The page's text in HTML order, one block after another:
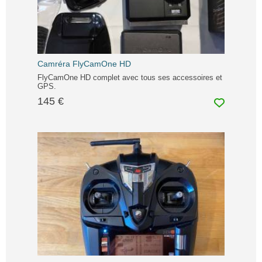
Camréra FlyCamOne HD
FlyCamOne HD complet avec tous ses accessoires et
GPS.
145 €